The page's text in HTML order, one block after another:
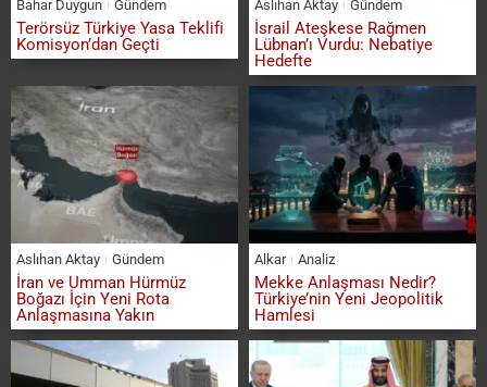
Bahar Duygun Gündem
Terörsüz Türkiye Yasa Teklifi
Komisyon’dan Geçti
Aslıhan Aktay Gündem
İsrail Ateşkese Rağmen
Lübnan’ı Vurdu: Nebatiye
Hedefte
Aslıhan Aktay Gündem
İran ve Umman Hürmüz
Boğazı İçin Yeni Rota
Anlaşmasına Yakın
Alkar Analiz
Mekke Anlaşması Nedir?
Türkiye’nin Yeni Jeopolitik
Hamlesi